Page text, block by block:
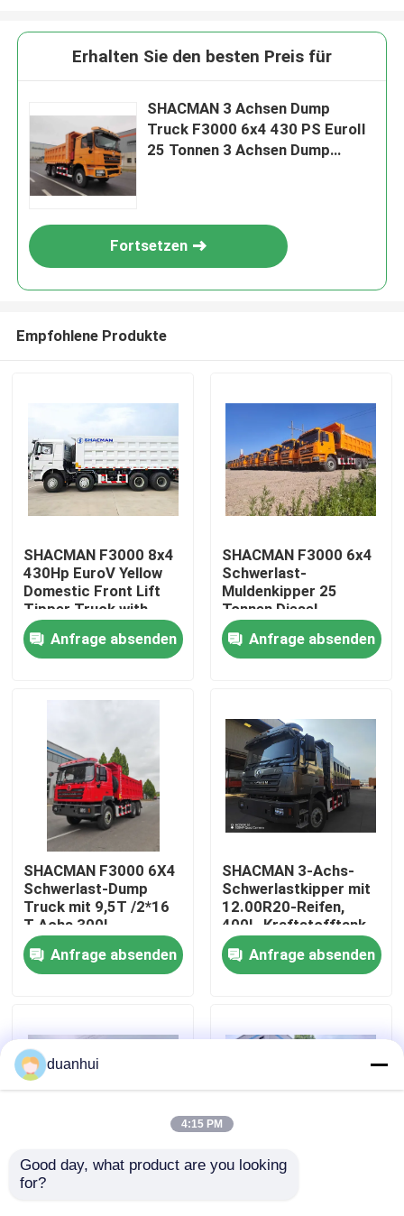
Produkte
Über uns
Werksbesichtigung
Qualitätskontrolle
Kontakt mit uns
Neuigkeiten
Bitte um ein Angebot
Erhalten Sie den besten Preis für
SHACMAN 3 Achsen Dump
Truck F3000 6x4 430 PS EuroII
25 Tonnen 3 Achsen Dump
Fortsetzen
Empfohlene Produkte
SHACMAN F3000 8x4
430Hp EuroV Yellow
Domestic Front Lift
Tipper Truck with
300L Fuel Tank and
12.00R20 Tires
Anfrage absenden
SHACMAN F3000 6x4
Schwerlast-
Muldenkipper 25
Tonnen Diesel
Anfrage absenden
SHACMAN F3000 6X4
Schwerlast-Dump
Truck mit 9,5T /2*16
T Achs 300L
Kraftstoffbehälter
und 3775+1400 mm
Radstand
Anfrage absenden
SHACMAN 3-Achs-
Schwerlastkipper mit
12.00R20-Reifen,
400L-Kraftstofftank
und manuellem
Getriebe, 430 PS Euro
II, 25 Tonnen
Anfrage absenden
SHACMAN X3000
duanhui
4:15 PM
Good day, what product are you looking
for?